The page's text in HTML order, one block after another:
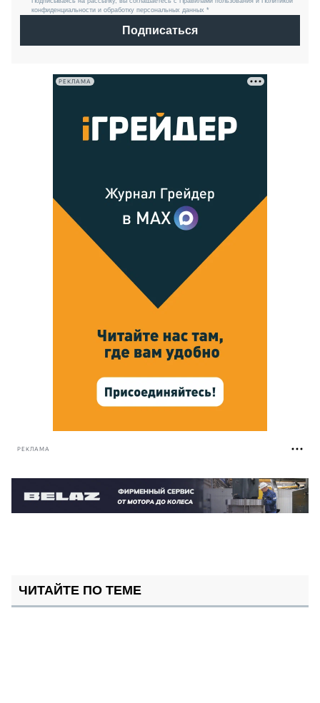
конфиденциальности и обработку персональных данных *
Подписаться
РЕКЛАМА
РЕКЛАМА
ЧИТАЙТЕ ПО ТЕМЕ